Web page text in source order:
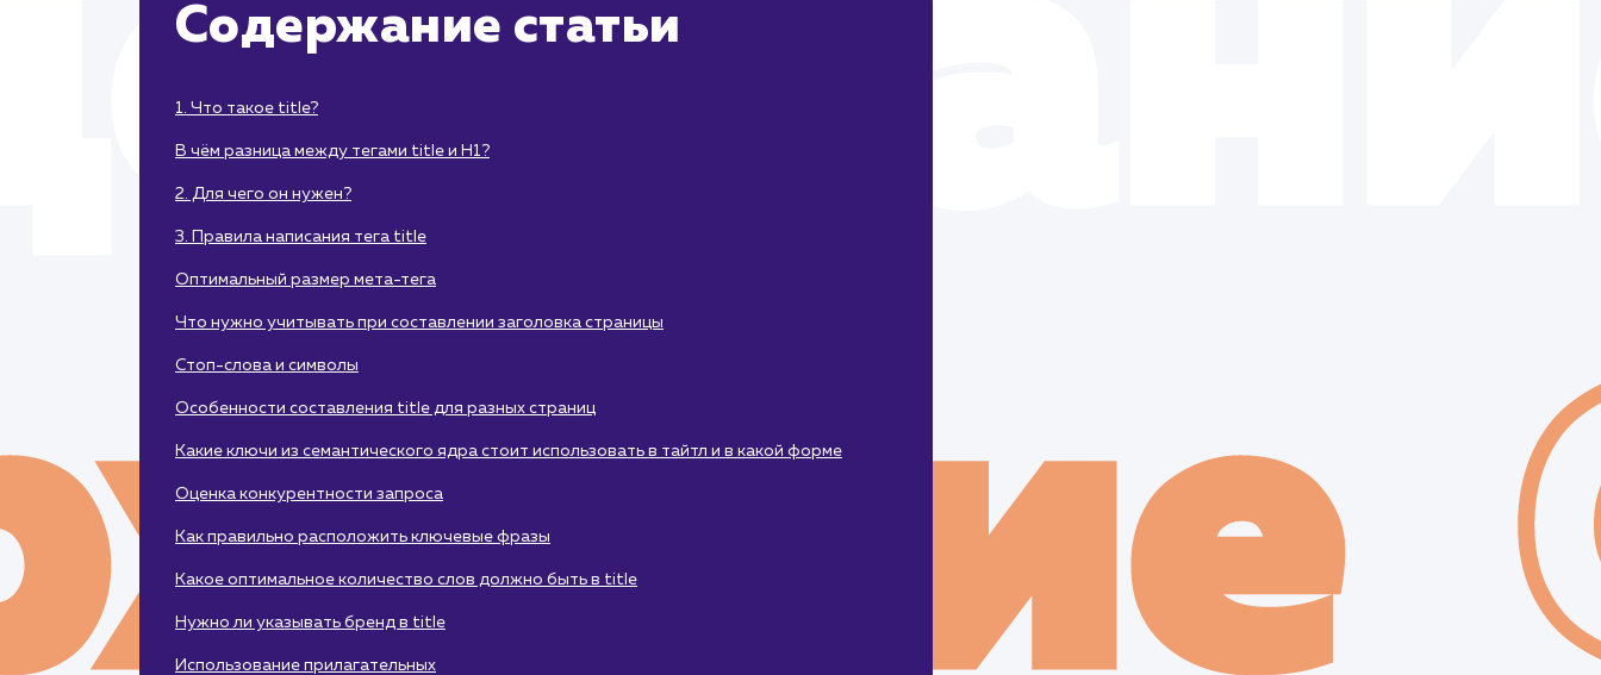
Содержание статьи
1. Что такое title?
В чём разница между тегами title и H1?
2. Для чего он нужен?
3. Правила написания тега title
Оптимальный размер мета-тега
Что нужно учитывать при составлении заголовка страницы
Стоп-слова и символы
Особенности составления title для разных страниц
Какие ключи из семантического ядра стоит использовать в тайтл и в какой форме
Оценка конкурентности запроса
Как правильно расположить ключевые фразы
Какое оптимальное количество слов должно быть в title
Нужно ли указывать бренд в title
Использование прилагательных